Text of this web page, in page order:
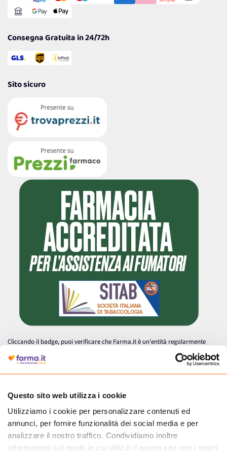
Questo sito web utilizza i cookie
Utilizziamo i cookie per personalizzare contenuti ed
annunci, per fornire funzionalità dei social media e per
analizzare il nostro traffico. Condividiamo inoltre
informazioni sul modo in cui utilizzi il nostro sito con i nostri
Reso Facile e Veloce
Consegna Gratuita in 24/72h
Sito sicuro
Cliccando il badge, puoi verificare che Farma.it è un'entità regolarmente
autorizzata dal Ministero della Salute a effettuare la vendita online di
medicinali.